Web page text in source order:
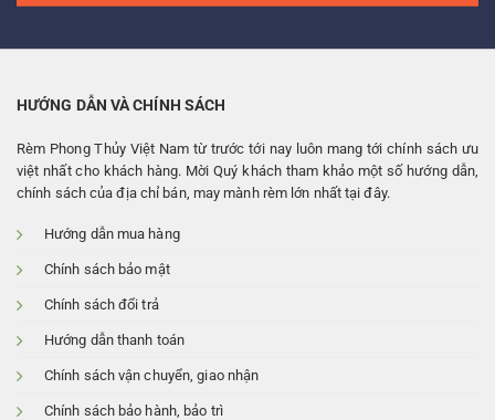
HƯỚNG DẪN VÀ CHÍNH SÁCH
Rèm Phong Thủy Việt Nam từ trước tới nay luôn mang tới chính sách ưu
việt nhất cho khách hàng. Mời Quý khách tham khảo một số hướng dẫn,
chính sách của địa chỉ bán, may mành rèm lớn nhất tại đây.
Hướng dẫn mua hàng
Chính sách bảo mật
Chính sách đổi trả
Hướng dẫn thanh toán
Chính sách vận chuyển, giao nhận
Chính sách bảo hành, bảo trì